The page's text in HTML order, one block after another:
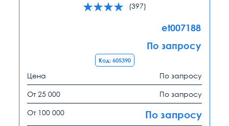
(397)
et007188
По запросу
Код: 605390
Цена По запросу
От 25 000 По запросу
От 100 000 По запросу